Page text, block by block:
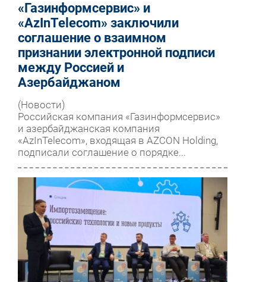
«Газинформсервис» и
«AzInTelecom» заключили
соглашение о взаимном
признании электронной подписи
между Россией и
Азербайджаном
(Новости)
Российская компания «Газинформсервис»
и азербайджанская компания
«AzInTelecom», входящая в AZCON Holding,
подписали соглашение о порядке...